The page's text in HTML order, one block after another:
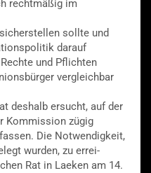
rechtmäßig im
sollte und
darauf
und Pflichten
vergleichbar
deshalb ersucht, auf der
Kommission zügig
Die Notwendigkeit,
wurden, zu errei-
Rat in Laeken am 14.